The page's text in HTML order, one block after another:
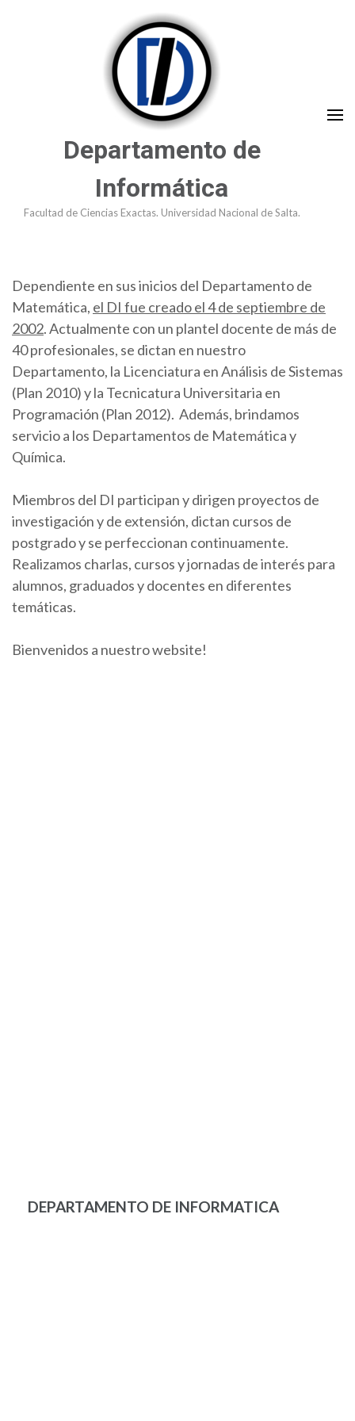
Departamento de
Informática
Facultad de Ciencias Exactas. Universidad Nacional de Salta.
Dependiente en sus inicios del Departamento de
Matemática, el DI fue creado el 4 de septiembre de
2002. Actualmente con un plantel docente de más de
40 profesionales, se dictan en nuestro
Departamento, la Licenciatura en Análisis de Sistemas
(Plan 2010) y la Tecnicatura Universitaria en
Programación (Plan 2012). Además, brindamos
servicio a los Departamentos de Matemática y
Química.
Miembros del DI participan y dirigen proyectos de
investigación y de extensión, dictan cursos de
postgrado y se perfeccionan continuamente.
Realizamos charlas, cursos y jornadas de interés para
alumnos, graduados y docentes en diferentes
temáticas.
Bienvenidos a nuestro website!
DEPARTAMENTO DE INFORMATICA